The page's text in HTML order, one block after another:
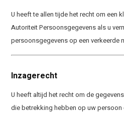
U heeft te allen tijde het recht om een
Autoriteit Persoonsgegevens als u
persoonsgegevens op een verkeerde
Inzagerecht
U heeft altijd het recht om de
die betrekking hebben op uw